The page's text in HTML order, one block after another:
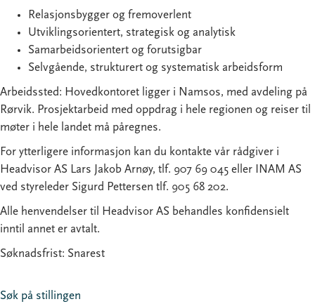
Relasjonsbygger og fremoverlent
Utviklingsorientert, strategisk og analytisk
Samarbeidsorientert og forutsigbar
Selvgående, strukturert og systematisk arbeidsform
Arbeidssted: Hovedkontoret ligger i Namsos, med avdeling på
Rørvik. Prosjektarbeid med oppdrag i hele regionen og reiser til
møter i hele landet må påregnes.
For ytterligere informasjon kan du kontakte vår rådgiver i
Headvisor AS Lars Jakob Arnøy, tlf. 907 69 045 eller INAM AS
ved styreleder Sigurd Pettersen tlf. 905 68 202.
Alle henvendelser til Headvisor AS behandles konfidensielt
inntil annet er avtalt.
Søknadsfrist: Snarest
Søk på stillingen